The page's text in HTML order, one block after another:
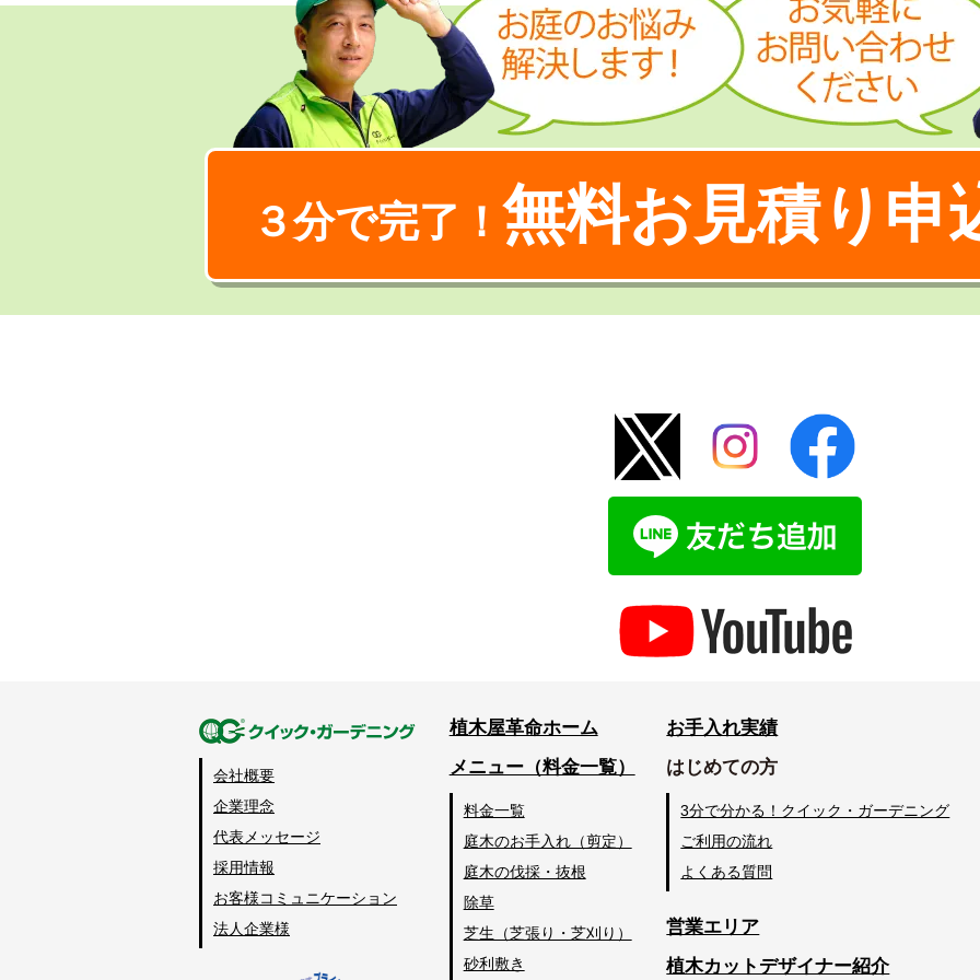
３分で完了！ 無料お見積り申
会社概要
企業理念
代表メッセージ
採用情報
お客様コミュニケーション
法人企業様
植木屋革命ホーム
メニュー（料金一覧）
料金一覧
庭木のお手入れ（剪定）
庭木の伐採・抜根
除草
芝生（芝張り・芝刈り）
砂利敷き
お手入れ実績
はじめての方
3分で分かる！クイック・ガーデニング
ご利用の流れ
よくある質問
営業エリア
植木カットデザイナー紹介